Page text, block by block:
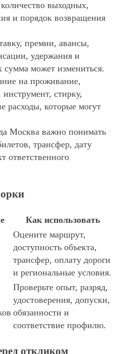
выходных,
и порядок возвращения
премии, авансы,
удержания и
сумма может измениться.
на проживание,
стирку,
расходы, которые могут
Москва важно понимать
трансфер, дату
ответственного
Как использовать
Оцените маршрут,
доступность объекта,
трансфер, оплату дороги
и региональные условия.
Проверьте опыт, разряд,
удостоверения, допуски,
обязанности и
соответствие профилю.
откликом